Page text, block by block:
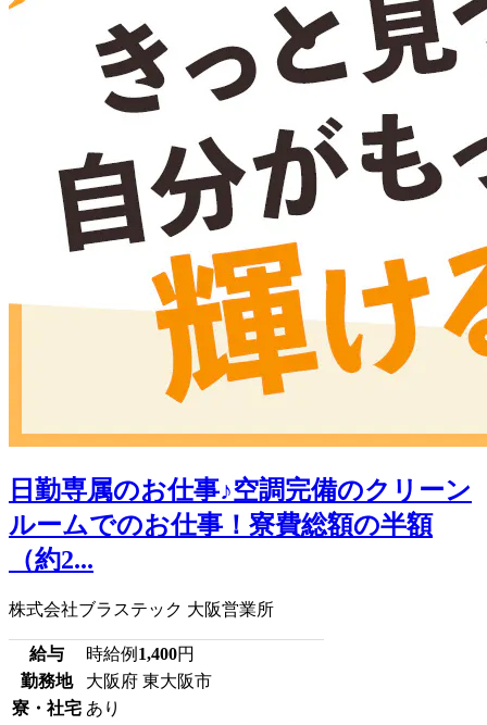
日勤専属のお仕事♪空調完備のクリーン
ルームでのお仕事！寮費総額の半額
（約2...
株式会社ブラステック 大阪営業所
給与 時給例 1,400円
勤務地
大阪府 東大阪市
寮・社宅 あり